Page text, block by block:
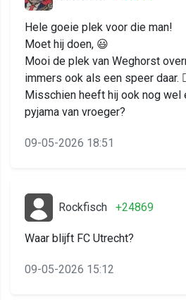
Hele goeie plek voor die man!
Moet hij doen, 😃
Mooi de plek van Weghorst
immers ook als een speer daar.
Misschien heeft hij ook nog wel
pyjama van vroeger?
09-05-2026 18:51
Rockfisch +24869
Waar blijft FC Utrecht?
09-05-2026 15:12